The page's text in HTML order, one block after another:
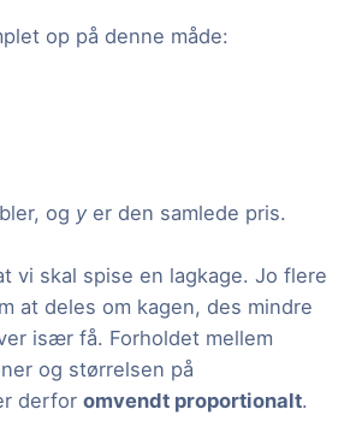
op på denne måde:
og y er den samlede pris.
vi skal spise en lagkage. Jo flere
at deles om kagen, des mindre
især få. Forholdet mellem
og størrelsen på
derfor omvendt proportionalt.